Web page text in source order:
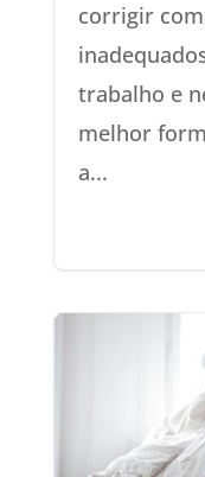
corrigir
trabalho e
melhor
a...